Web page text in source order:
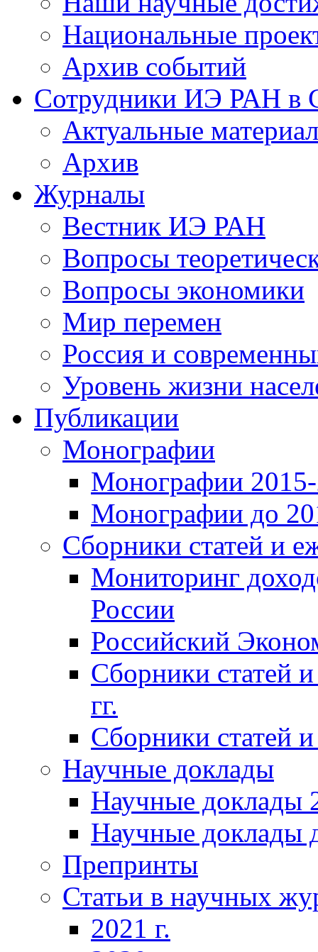
Национальные
Архив событий
Сотрудники ИЭ РАН
Актуальные
Архив
Журналы
Вестник ИЭ РАН
Вопросы
Вопросы экономики
Мир перемен
Россия и
Уровень жизни
Публикации
Монографии
Монографии 2015-
Монографии до
Сборники статей и
Мониторинг
России
Российский
Сборники статей
гг.
Сборники статей
Научные доклады
Научные доклады
Научные доклады
Препринты
Статьи в научных
2021 г.